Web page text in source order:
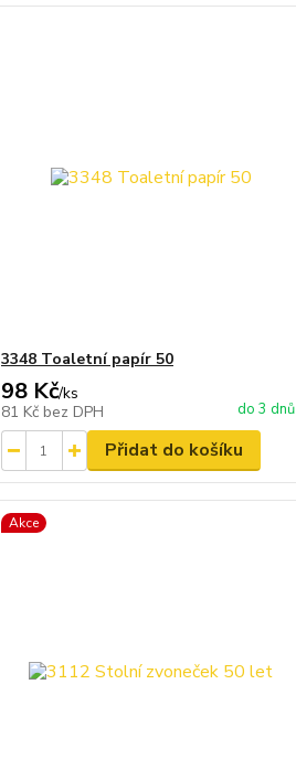
3348 Toaletní papír 50
98 Kč/ks
81 Kč bez DPH do 3 dnů
Přidat do košíku
Akce